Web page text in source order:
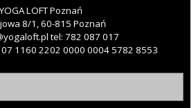
YOGA LOFT Poznań
8/1, 60-815 Poznań
tel: 782 087 017
07 1160 2202 0000 0004 5782 8553